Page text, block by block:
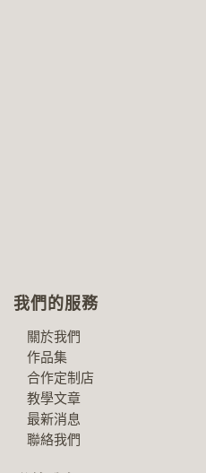
我們的服務
關於我們
作品集
合作定制店
教學文章
最新消息
聯絡我們